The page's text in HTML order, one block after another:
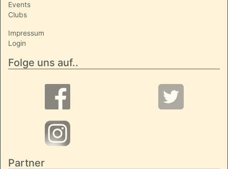
Events
Clubs
Impressum
Login
Folge uns auf..
Partner